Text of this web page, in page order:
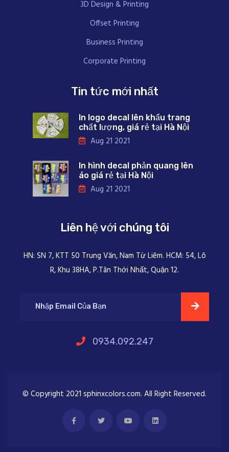
3D Design & Printing
Offset Printing
Business Printing
Corporate Printing
Tin tức mới nhất
In logo decal lên khẩu trang
chất lượng, giá rẻ tại Hà Nội
Aug 21 2021
In hình decal phản quang lên
áo giá rẻ tại Hà Nội
Aug 21 2021
Liên hệ với chúng tôi
HN: SN 7, KTT 50 Trung Văn, Nam Từ Liêm. HCM: 54, Lô
R, Khu 38HA, P.Tân Thới Nhất, Quận 12.
0934.092.247
© Copyright 2021 sphinxcolors.com. All Right Reserved.